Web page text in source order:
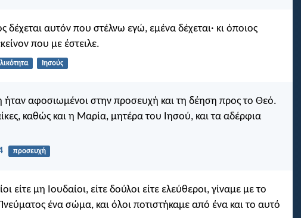
δέχεται αυτόν που στέλνω εγώ, εμένα δέχεται· κι όποιος
που με έστειλε.
Ιησούς
ήταν αφοσιωμένοι στην προσευχή και τη δέηση προς το Θεό.
καθώς και η Μαρία, μητέρα του Ιησού, και τα αδέρφια
προσευχή
είτε μη Ιουδαίοι, είτε δούλοι είτε ελεύθεροι, γίναμε με το
ένα σώμα, και όλοι ποτιστήκαμε από ένα και το αυτό